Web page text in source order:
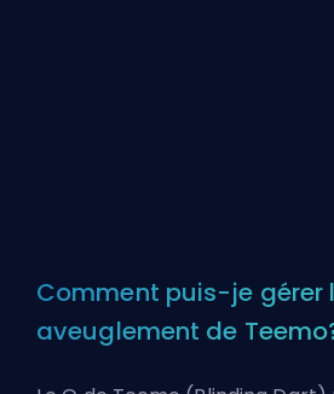
Comment puis-je gérer
aveuglement de